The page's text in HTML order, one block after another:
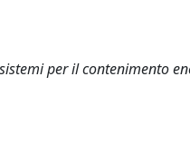
per il contenimento